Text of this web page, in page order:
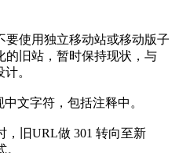
要使用独立移动站或移动版子
的旧站，暂时保持现状，与
。
文字符，包括注释中。
，旧URL做 301 转向至新